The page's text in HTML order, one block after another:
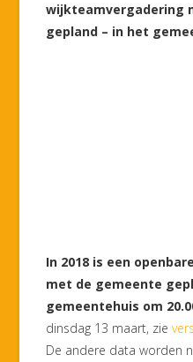
wijkteamvergadering
gepland – in het
In 2018 is een
met de gemeente
gemeentehuis om
dinsdag 13 maart, zie
De andere data worden